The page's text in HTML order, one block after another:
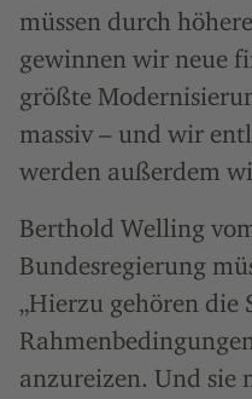
müssen durch
gewinnen wir neue
größte
massiv – und wir
werden außerdem
Berthold Welling
Bundesregierung
„Hierzu gehören die
anzureizen. Und sie